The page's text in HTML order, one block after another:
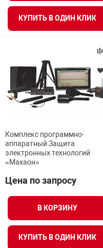
КУПИТЬ В ОДИН КЛИК
Комплекс программно-
аппаратный Защита
электронных технологий
«Махаон»
Цена по запросу
В КОРЗИНУ
КУПИТЬ В ОДИН КЛИК